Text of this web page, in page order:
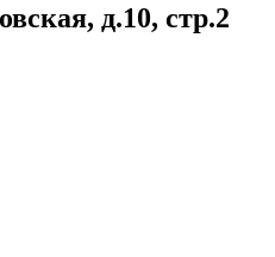
д.10, стр.2